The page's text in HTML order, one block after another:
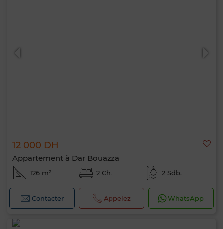
12 000 DH
Appartement à Dar Bouazza
126 m² 2 Ch. 2 Sdb.
Contacter Appelez WhatsApp